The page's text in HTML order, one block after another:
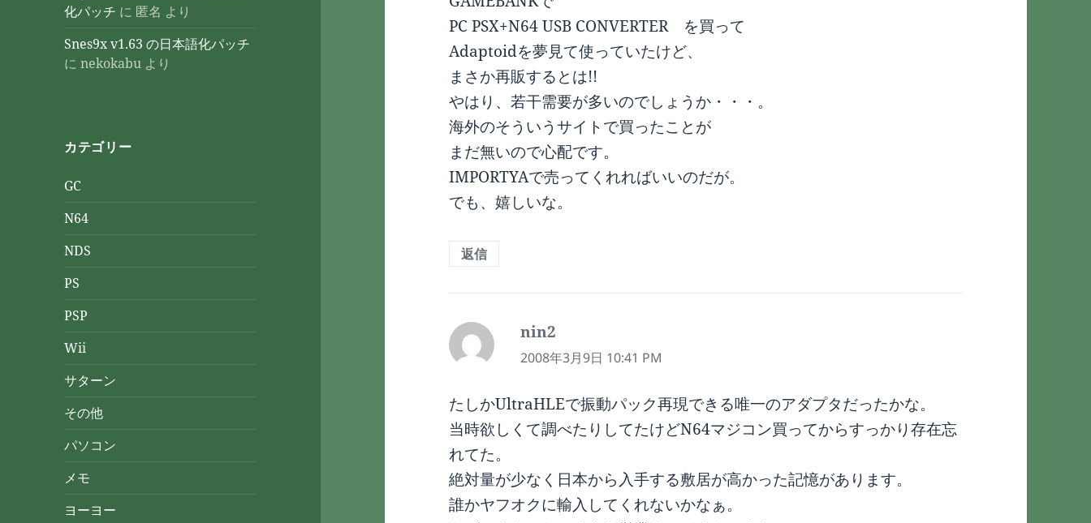
化パッチ に 匿名 より
Snes9x v1.63 の日本語化パッチ
にnekokabu より
カテゴリー
GC
N64
NDS
PS
PSP
Wii
サターン
その他
パソコン
メモ
ヨーヨー
PC PSX+N64 USB CONVERTER を買って
Adaptoidを夢見て使っていたけど、
まさか再販するとは!!
やはり、若干需要が多いのでしょうか・・・。
海外のそういうサイトで買ったことが
まだ無いので心配です。
IMPORTYAで売ってくれればいいのだが。
でも、嬉しいな。
返信
nin2
り:
2008年3月9日 10:41 PM
たしかUltraHLEで振動パック再現できる唯一のアダプタだったかな。
当時欲しくて調べたりしてたけどN64マジコン買ってからすっかり存在忘
れてた。
絶対量が少なく日本から入手する敷居が高かった記憶があります。
誰かヤフオクに輸入してくれないかなぁ。